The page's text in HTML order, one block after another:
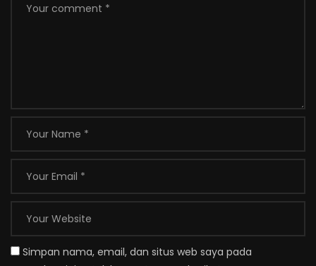
Simpan nama, email, dan situs web saya pada